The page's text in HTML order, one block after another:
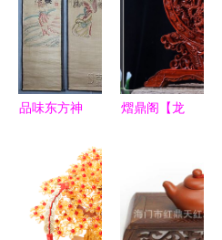
健身空间的
和谐共生
与护肤艺术
的温情邂逅
品味东方神
古国画四条
屏《凌波仙
子》的工艺
熠鼎阁【龙
艺品 融合
艺术、风水